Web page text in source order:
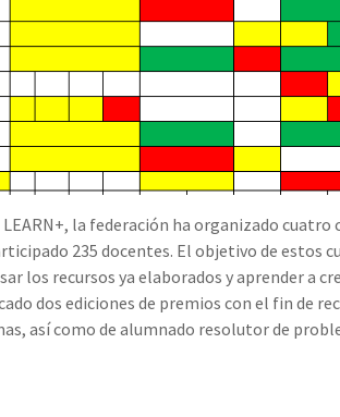
la federación ha organizado cuatro
235 docentes. El objetivo de estos
los recursos ya elaborados y aprender a
dos ediciones de premios con el fin de
así como de alumnado resolutor de